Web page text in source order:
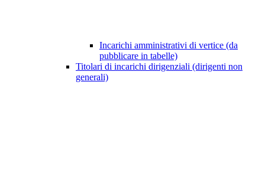
Incarichi amministrativi di vertice (da
pubblicare in tabelle)
Titolari di incarichi dirigenziali (dirigenti non
generali)